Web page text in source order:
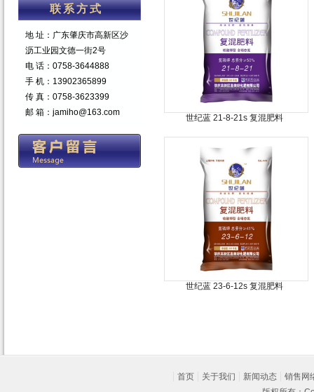
联系方式
地 址：广东肇庆市高新区沙
沥工业园文德一街2号
电 话：0758-3644888
手 机：13902365899
传 真：0758-3623399
邮 箱：jamiho@163.com
世纪蓝 21-8-21s 复混肥料
世纪蓝 23-6-12s 复混肥料
首页 关于我们 新闻动态
销售网